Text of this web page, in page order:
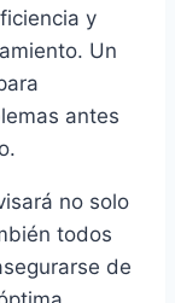
y
Un
antes
no solo
todos
de